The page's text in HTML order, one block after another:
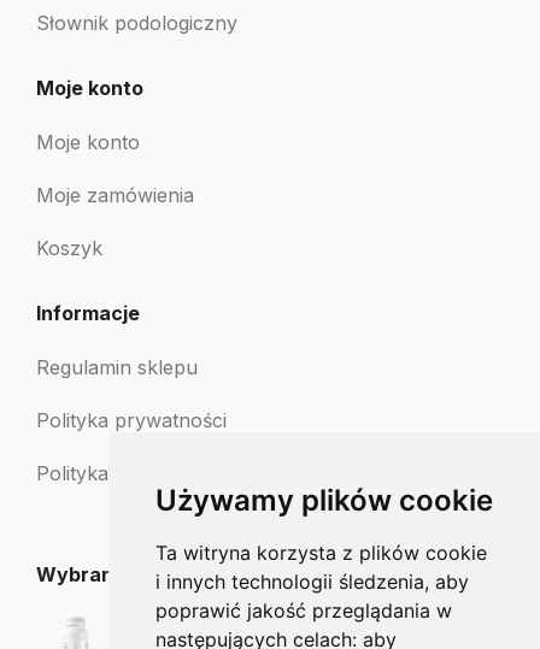
Używamy plików cookie
Ta witryna korzysta z plików cookie
i innych technologii śledzenia, aby
poprawić jakość przeglądania w
następujących celach: aby
Słownik podologiczny
Moje konto
Moje konto
Moje zamówienia
Koszyk
Informacje
Regulamin sklepu
Polityka prywatności
Polityka zwrotów
Wybrane dla Ciebie
ProMigren 60kaps.